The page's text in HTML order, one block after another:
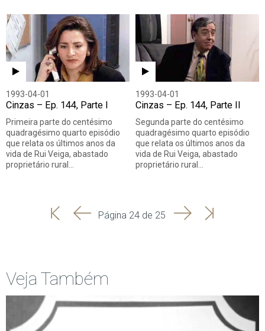
1993-04-01
Cinzas – Ep. 144, Parte I
Primeira parte do centésimo
quadragésimo quarto episódio
que relata os últimos anos da
vida de Rui Veiga, abastado
proprietário rural…
1993-04-01
Cinzas – Ep. 144, Parte II
Segunda parte do centésimo
quadragésimo quarto episódio
que relata os últimos anos da
vida de Rui Veiga, abastado
proprietário rural…
'
'
Página 24 de 25 SeguinteÚltima
Veja Também